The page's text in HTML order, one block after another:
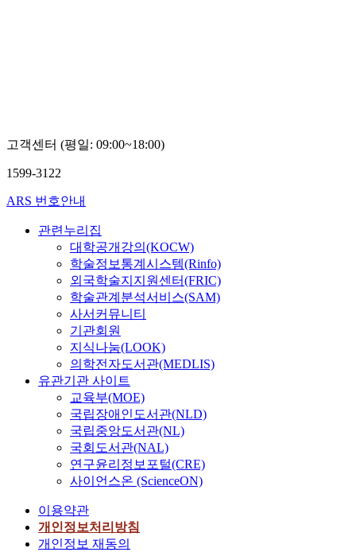
고객센터 (평일: 09:00~18:00)
1599-3122
ARS 번호안내
관련누리집
대학공개강의(KOCW)
학술정보통계시스템(Rinfo)
외국학술지지원센터(FRIC)
학술관계분석서비스(SAM)
사서커뮤니티
기관회원
지식나눔(LOOK)
의학전자도서관(MEDLIS)
유관기관 사이트
교육부(MOE)
국립장애인도서관(NLD)
국립중앙도서관(NL)
국회도서관(NAL)
연구윤리정보포털(CRE)
사이언스온 (ScienceON)
이용약관
개인정보처리방침
개인정보 재동의